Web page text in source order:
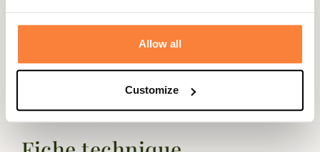
Allow all
Customize
d'une bandoulière pour faciliter son transport.
Le cuir utilisé pour les produits Alexandre Mareuil est de
que s'embellir au fil du temps.
Taille : 40 x 8 x 29 cm